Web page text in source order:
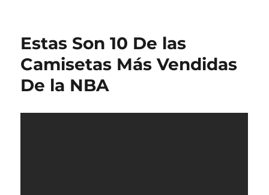
Estas Son 10 De las
Camisetas Más Vendidas
De la NBA